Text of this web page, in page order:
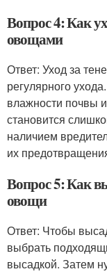
Вопрос 4: Как
овощами
Ответ: Уход за
регулярного
влажности почвы
становится
наличием
их
Вопрос 5: Как
овощи
Ответ: Чтобы
выбрать
высадкой. Затем